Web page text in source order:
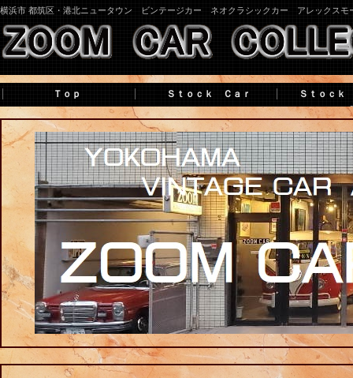
横浜市 都筑区・港北ニュータウン ビンテージカー ネオクラシックカー アレックスモ
Ｔｏｐ Ｓｔｏｃｋ Ｃａｒ
Ｓｔｏｃ